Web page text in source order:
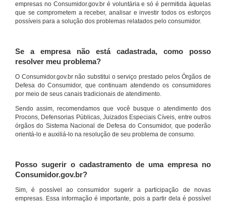
empresas no Consumidor.gov.br é voluntária e só é permitida àquelas
que se comprometem a receber, analisar e investir todos os esforços
possíveis para a solução dos problemas relatados pelo consumidor.
Se a empresa não está cadastrada, como posso
resolver meu problema?
O Consumidor.gov.br não substitui o serviço prestado pelos Órgãos de
Defesa do Consumidor, que continuam atendendo os consumidores
por meio de seus canais tradicionais de atendimento.
Sendo assim, recomendamos que você busque o atendimento dos
Procons, Defensorias Públicas, Juizados Especiais Cíveis, entre outros
órgãos do Sistema Nacional de Defesa do Consumidor, que poderão
orientá-lo e auxiliá-lo na resolução de seu problema de consumo.
Posso sugerir o cadastramento de uma empresa no
Consumidor.gov.br?
Sim, é possível ao consumidor sugerir a participação de novas
empresas. Essa informação é importante, pois a partir dela é possível